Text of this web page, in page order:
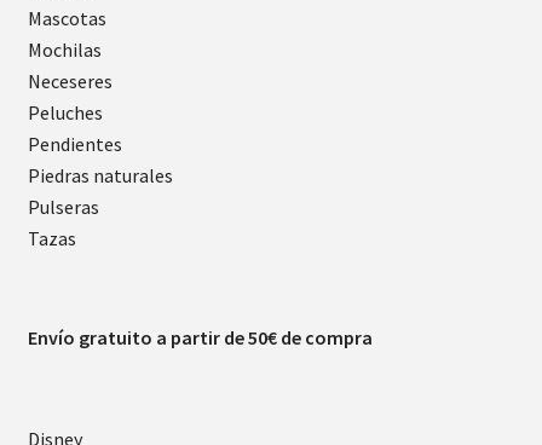
Mascotas
Mochilas
Neceseres
Peluches
Pendientes
Piedras naturales
Pulseras
Tazas
Envío gratuito a partir de 50€ de compra
Disney